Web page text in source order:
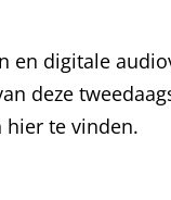
en digitale
deze
hier te vinden.